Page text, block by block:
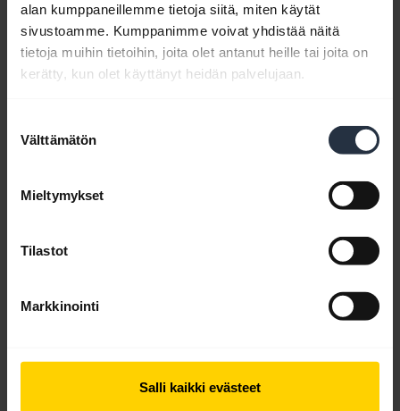
alan kumppaneillemme tietoja siitä, miten käytät
sivustoamme. Kumppanimme voivat yhdistää näitä
tietoja muihin tietoihin, joita olet antanut heille tai joita on
kerätty, kun olet käyttänyt heidän palvelujaan.
valinta
Välttämätön
Mieltymykset
Tilastot
Markkinointi
Salli kaikki evästeet
Katso, kuinka voit säätää Jabra-kuulokemikrofonin
varmistamiseksi. Lue vinkkimme Jabra-
pitkän käyttöiän varmistamiseksi. Tämä video on